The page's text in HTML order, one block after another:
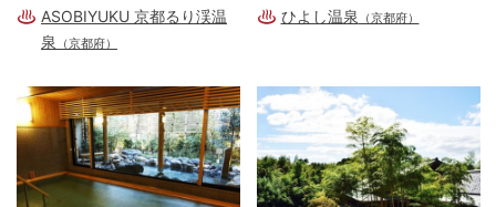
ASOBIYUKU 京都るり渓温
泉
（京都府）
ひよし温泉 （京都府）